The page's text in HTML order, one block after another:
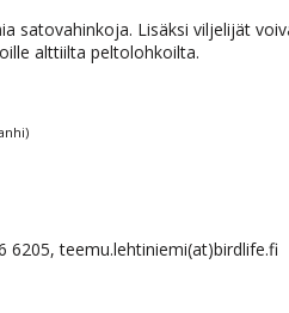
Lisäksi viljelijät
alttiilta peltolohkoilta.
teemu.lehtiniemi(at)birdlife.fi